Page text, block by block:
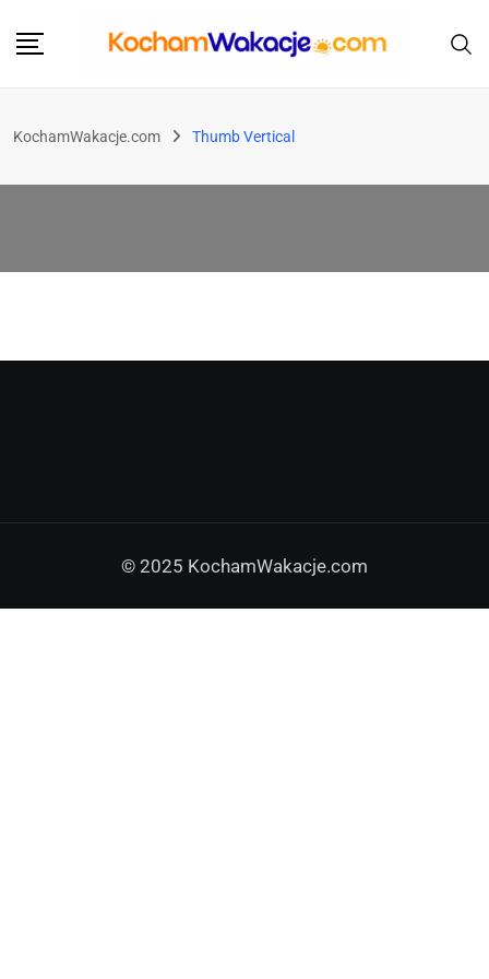
KochamWakacje.com Thumb Vertical
© 2025 KochamWakacje.com